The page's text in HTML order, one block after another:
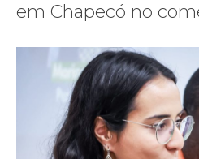
em Chapecó no